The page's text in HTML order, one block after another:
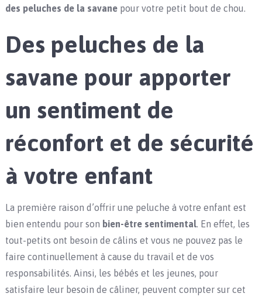
des peluches de la savanepour votre petit bout de chou.
Des peluches de la
savane pour apporter
un sentiment de
réconfort et de sécurité
à votre enfant
La première raison d’offrir une peluche à votre enfant est
bien entendu pour son bien-être sentimental. En effet, les
tout-petits ont besoin de câlins et vous ne pouvez pas le
faire continuellement à cause du travail et de vos
responsabilités. Ainsi, les bébés et les jeunes, pour
satisfaire leur besoin de câliner, peuvent compter sur cet